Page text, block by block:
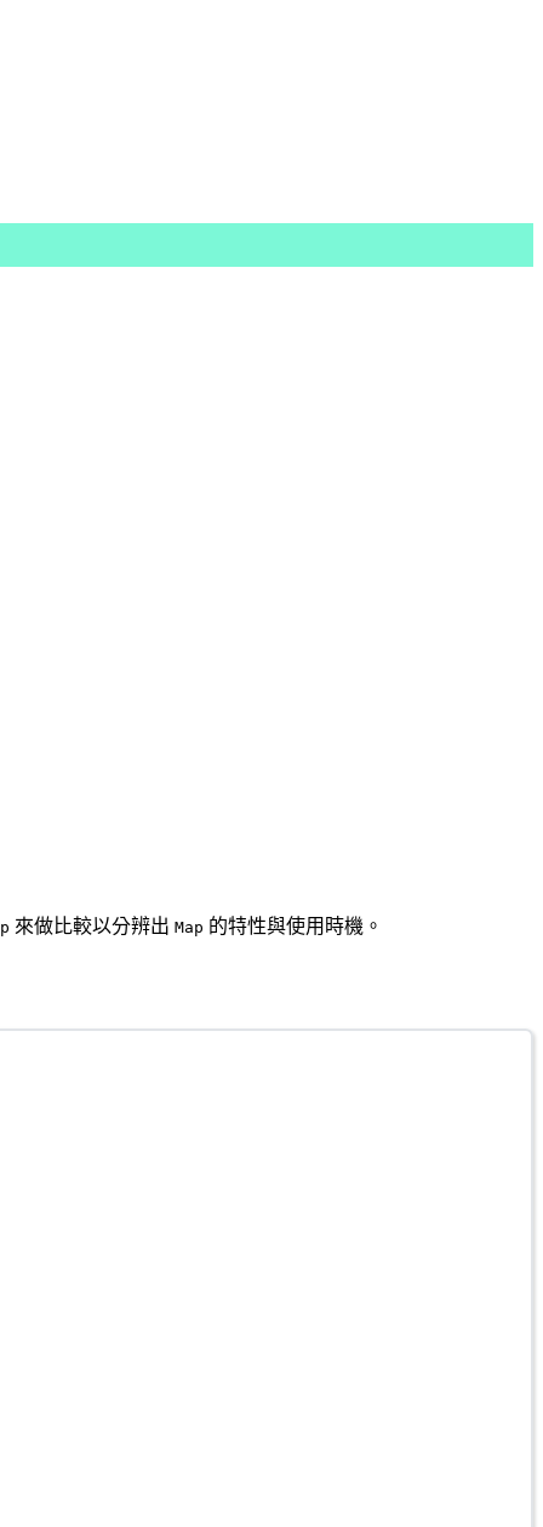
來做比較以分辨出 Map 的特性與使用時機。